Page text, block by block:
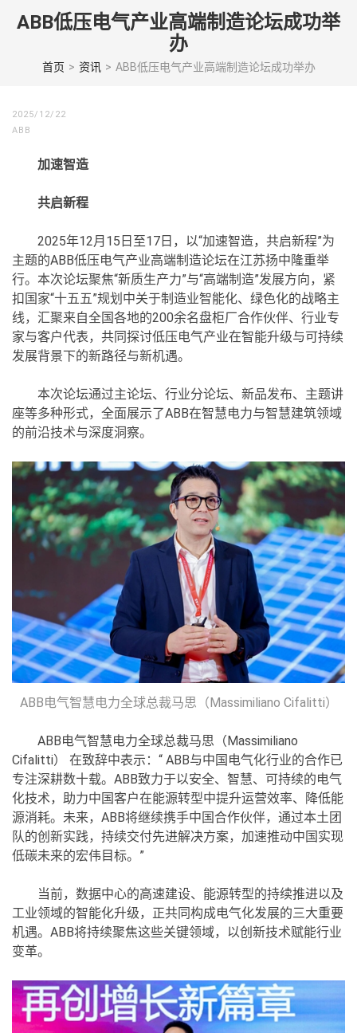
ABB低压电气产业高端制造论坛成功举
办
首页 > 资讯 > ABB低压电气产业高端制造论坛成功举办
2025/12/22
ABB
加速智造
共启新程
2025年12月15日至17日，以“加速智造，共启新程”为
主题的ABB低压电气产业高端制造论坛在江苏扬中隆重举
行。本次论坛聚焦“新质生产力”与“高端制造”发展方向，紧
扣国家“十五五”规划中关于制造业智能化、绿色化的战略主
线，汇聚来自全国各地的200余名盘柜厂合作伙伴、行业专
家与客户代表，共同探讨低压电气产业在智能升级与可持续
发展背景下的新路径与新机遇。
本次论坛通过主论坛、行业分论坛、新品发布、主题讲
座等多种形式，全面展示了ABB在智慧电力与智慧建筑领域
的前沿技术与深度洞察。
ABB电气智慧电力全球总裁马思（Massimiliano Cifalitti）
ABB电气智慧电力全球总裁马思（Massimiliano
Cifalitti） 在致辞中表示：“ ABB与中国电气化行业的合作已
专注深耕数十载。ABB致力于以安全、智慧、可持续的电气
化技术，助力中国客户在能源转型中提升运营效率、降低能
源消耗。未来，ABB将继续携手中国合作伙伴，通过本土团
队的创新实践，持续交付先进解决方案，加速推动中国实现
低碳未来的宏伟目标。”
当前，数据中心的高速建设、能源转型的持续推进以及
工业领域的智能化升级，正共同构成电气化发展的三大重要
机遇。ABB将持续聚焦这些关键领域，以创新技术赋能行业
变革。